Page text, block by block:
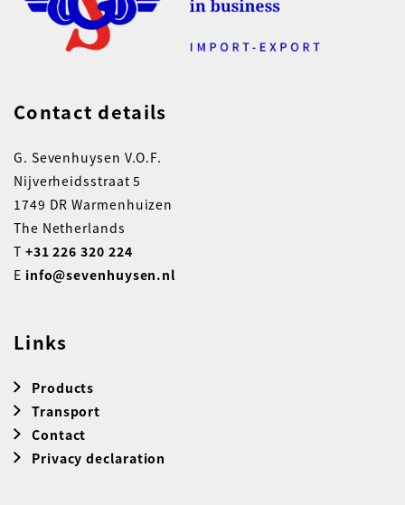
Contact details
G. Sevenhuysen V.O.F.
Nijverheidsstraat 5
1749 DR Warmenhuizen
The Netherlands
T +31 226 320 224
E info@sevenhuysen.nl
Links
Products
Transport
Contact
Privacy declaration